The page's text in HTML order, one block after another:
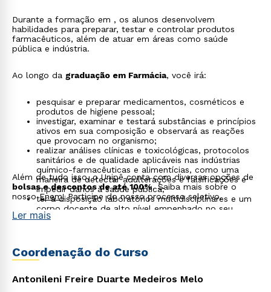
Durante a formação em , os alunos desenvolvem
habilidades para preparar, testar e controlar produtos
farmacêuticos, além de atuar em áreas como saúde
pública e indústria.
Ao longo da graduação em Farmácia, você irá:
pesquisar e preparar medicamentos, cosméticos e
produtos de higiene pessoal;
investigar, examinar e testará substâncias e princípios
ativos em sua composição e observará as reações
que provocam no organismo;
realizar análises clínicas e toxicológicas, protocolos
sanitários e de qualidade aplicáveis nas indústrias
químico-farmacêuticas e alimentícias, como uma
maneira de detectar adulterações e falsificações e
impedir danos à saúde pública;
ter à disposição laboratórios multidisciplinares e um
corpo docente de alto nível empenhado no seu
sucesso acadêmico.
Além de tudo isso, o Unipê conta com diversas opções de
bolsas e descontos de até 100%. Saiba mais sobre o
nossoEnem! Participe do nosso processo seletivo.
Ler mais
Coordenação do Curso
Antonileni Freire Duarte Medeiros Melo